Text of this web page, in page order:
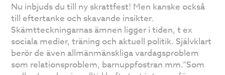
Nu inbjuds du till ny skrattfest! Men kanske också
till eftertanke och skavande insikter.
Skämtteckningarnas ämnen ligger i tiden, t ex
sociala medier, träning och aktuell politik. Självklart
berör de även allmänmänskliga vardagsproblem
som relationsproblem, barnuppfostran mm.”Som